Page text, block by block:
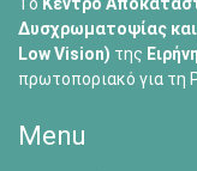
Το Κέντρο
Δυσχρωματοψίας
Low Vision) της
πρωτοποριακό για τη
Menu